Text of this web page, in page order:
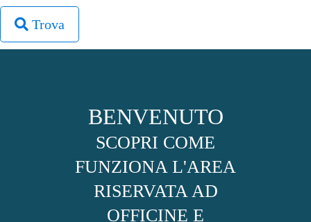
Trova
BENVENUTO
SCOPRI COME
FUNZIONA L'AREA
RISERVATA AD
OFFICINE E